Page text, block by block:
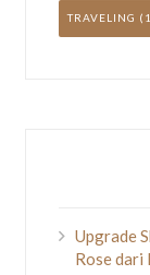
TRAVELING
Upgrade
Rose dari